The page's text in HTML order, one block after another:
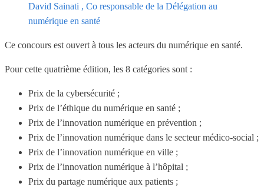
David Sainati , Co responsable de la Délégation au
numérique en santé
Ce concours est ouvert à tous les acteurs du numérique en santé.
Pour cette quatrième édition, les 8 catégories sont :
Prix de la cybersécurité ;
Prix de l’éthique du numérique en santé ;
Prix de l’innovation numérique en prévention ;
Prix de l’innovation numérique dans le secteur médico-social ;
Prix de l’innovation numérique en ville ;
Prix de l’innovation numérique à l’hôpital ;
Prix du partage numérique aux patients ;